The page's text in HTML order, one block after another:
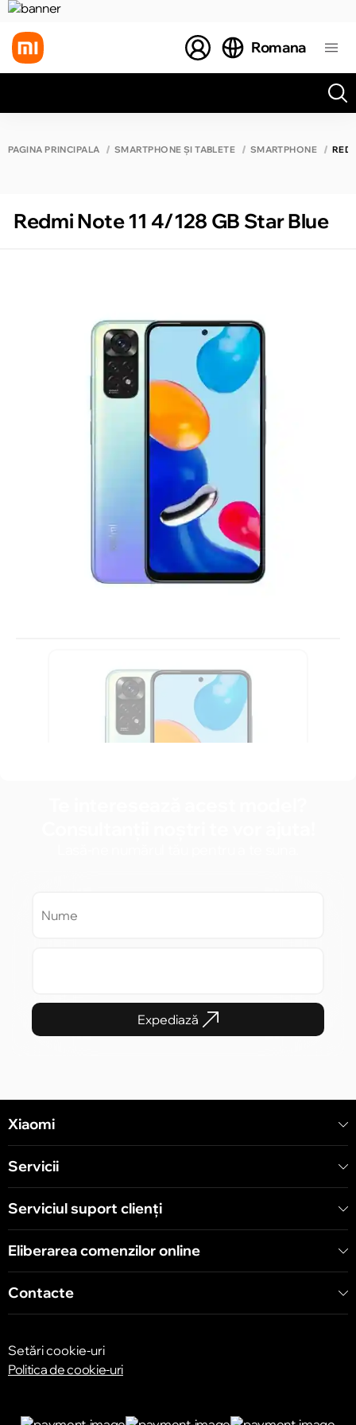
Romana
PAGINA PRINCIPALĂ SMARTPHONE ȘI TABLETE SMARTPHONE
Redmi Note 11 4/128 GB Star Blue
Expediază
Xiaomi
Servicii
Serviciul suport clienţi
Eliberarea comenzilor online
Contacte
Setări cookie-uri
Politica de cookie-uri